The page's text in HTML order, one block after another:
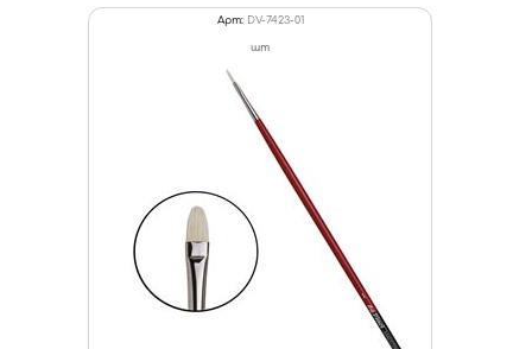
Арт: DV-7423-01
шт